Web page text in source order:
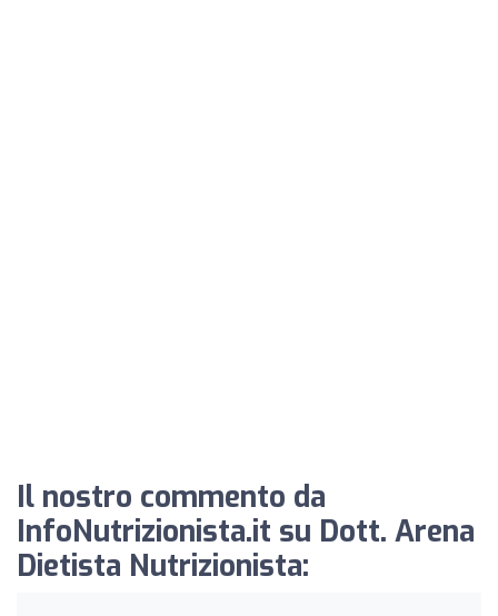
Il nostro commento da
InfoNutrizionista.it su Dott. Arena
Dietista Nutrizionista: